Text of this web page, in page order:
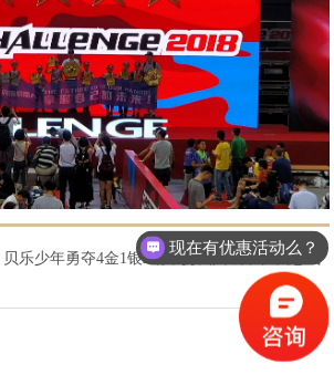
乐少年勇夺4金1银2铜，扬我国威，长我志气
现在有优惠活动么？